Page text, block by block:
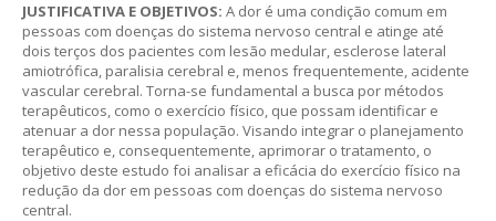
JUSTIFICATIVA E OBJETIVOS: A dor é uma condição comum em
pessoas com doenças do sistema nervoso central e atinge até
dois terços dos pacientes com lesão medular, esclerose lateral
amiotrófica, paralisia cerebral e, menos frequentemente, acidente
vascular cerebral. Torna-se fundamental a busca por métodos
terapêuticos, como o exercício físico, que possam identificar e
atenuar a dor nessa população. Visando integrar o planejamento
terapêutico e, consequentemente, aprimorar o tratamento, o
objetivo deste estudo foi analisar a eficácia do exercício físico na
redução da dor em pessoas com doenças do sistema nervoso
central.